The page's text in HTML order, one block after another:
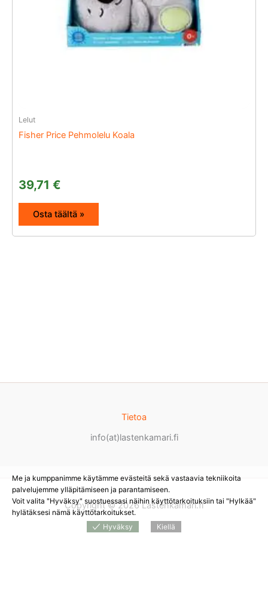
Lelut
Fisher Price Pehmolelu Koala
39,71 €
Osta täältä »
Tietoa
info(at)lastenkamari.fi
Copyright © 2026 Lastenkamari.fi
Me ja kumppanimme käytämme evästeitä sekä vastaavia tekniikoita
palvelujemme ylläpitämiseen ja parantamiseen.
Voit valita "Hyväksy" suostuessasi näihin käyttötarkoituksiin tai "Hylkää"
hylätäksesi nämä käyttötarkoitukset.
Hyväksy
Kiellä